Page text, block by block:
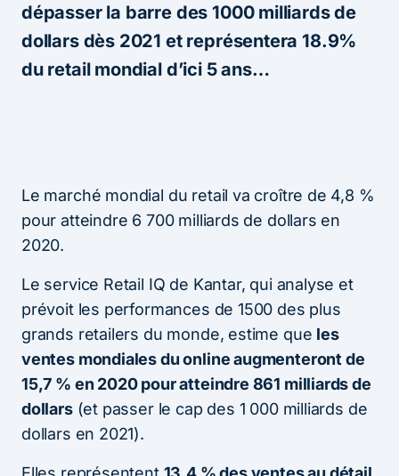
dépasser la barre des 1000 milliards de
dollars dès 2021 et représentera 18.9%
du retail mondial d’ici 5 ans…
Le marché mondial du retail va croître de 4,8 %
pour atteindre 6 700 milliards de dollars en
2020.
Le service Retail IQ de Kantar, qui analyse et
prévoit les performances de 1500 des plus
grands retailers du monde, estime que les
ventes mondiales du online augmenteront de
15,7 % en 2020 pour atteindre 861 milliards de
dollars(et passer le cap des 1 000 milliards de
dollars en 2021).